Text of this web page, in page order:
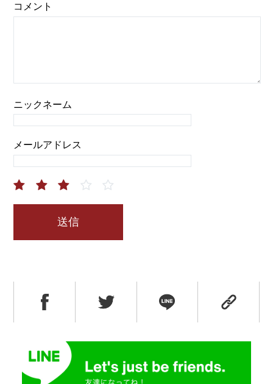
コメント
ニックネーム
メールアドレス